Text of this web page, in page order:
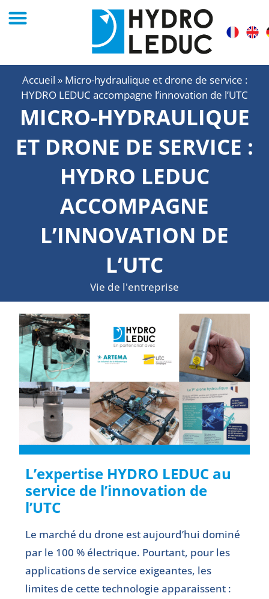
Accueil » Micro-hydraulique et drone de service :
HYDRO LEDUC accompagne l’innovation de l’UTC
MICRO-HYDRAULIQUE
ET DRONE DE SERVICE :
HYDRO LEDUC
ACCOMPAGNE
L’INNOVATION DE
L’UTC
Vie de l'entreprise
L’expertise HYDRO LEDUC au
service de l’innovation de
l’UTC
Le marché du drone est aujourd’hui dominé
par le 100 % électrique. Pourtant, pour les
applications de service exigeantes, les
limites de cette technologie apparaissent :